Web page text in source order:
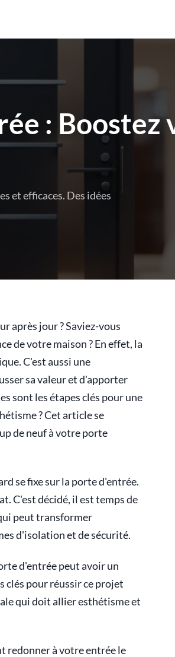
: Boostez
et efficaces. Des idées
après jour ? Saviez-vous
de votre maison ? En effet, la
C'est aussi une
sa valeur et d'apporter
sont les étapes clés pour une
? Cet article se
de neuf à votre porte
se fixe sur la porte d'entrée.
C'est décidé, il est temps de
peut transformer
d'isolation et de sécurité.
d'entrée peut avoir un
clés pour réussir ce projet
qui doit allier esthétisme et
redonner à votre entrée le